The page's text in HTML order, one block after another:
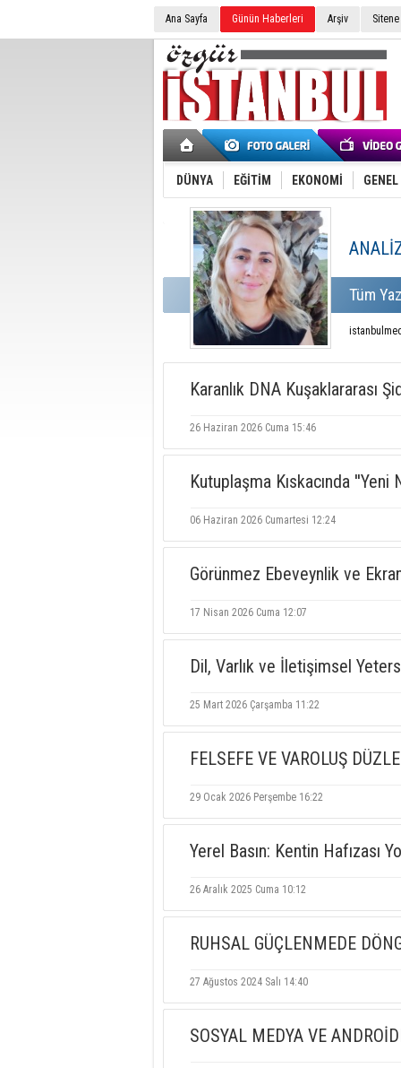
Ana Sayfa Günün Haberleri Arşiv
DÜNYA EĞİTİM EKONOMİ GENEL
Tüm
Karanlık DNA Kuşaklararası
26 Haziran 2026 Cuma 15:46
Kutuplaşma Kıskacında ''Yeni
06 Haziran 2026 Cumartesi 12:24
Görünmez Ebeveynlik ve
17 Nisan 2026 Cuma 12:07
Dil, Varlık ve İletişimsel
25 Mart 2026 Çarşamba 11:22
FELSEFE VE VAROLUŞ
29 Ocak 2026 Perşembe 16:22
Yerel Basın: Kentin Hafızası
26 Aralık 2025 Cuma 10:12
RUHSAL GÜÇLENMEDE
27 Ağustos 2024 Salı 14:40
SOSYAL MEDYA VE